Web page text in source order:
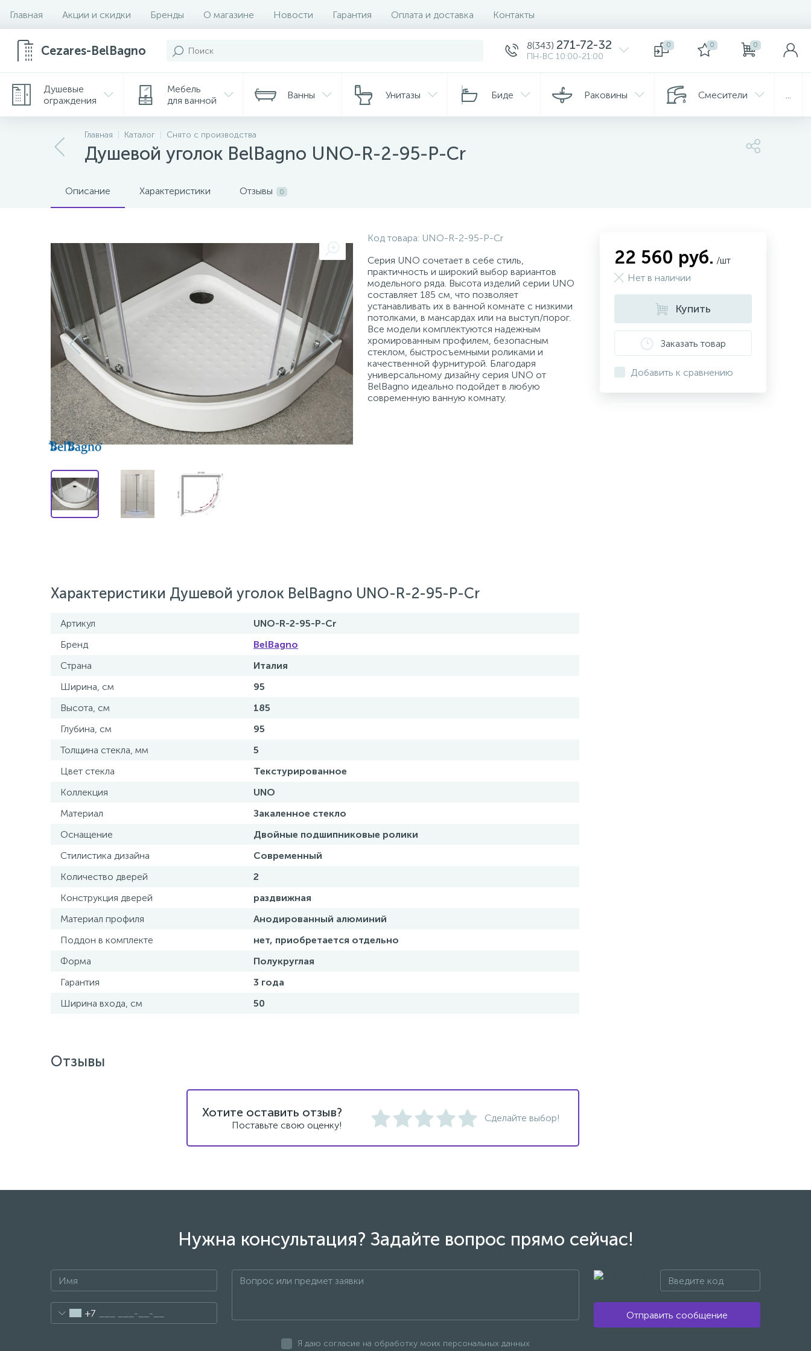
Главная Акции и скидки Бренды О магазине Новости Гарантия Оплата и доставка Контакты
Cezares-BelBagno 8(343) 271-72-32
ПН-ВС 10:00-21:00
0 0 0
Душевые
ограждения
Мебель
для ванной
Ванны Унитазы Биде Раковины Смесители
Главная Каталог Снято с производства
Душевой уголок BelBagno UNO-R-2-95-P-Cr
Описание Характеристики Отзывы 0
Код товара: UNO-R-2-95-P-Cr
Серия UNO сочетает в себе стиль,
практичность и широкий выбор вариантов
модельного ряда. Высота изделий серии UNO
составляет 185 см, что позволяет
устанавливать их в ванной комнате с низкими
потолками, в мансардах или на выступ/порог.
Все модели комплектуются надежным
хромированным профилем, безопасным
стеклом, быстросъемными роликами и
качественной фурнитурой. Благодаря
универсальному дизайну серия UNO от
BelBagno идеально подойдет в любую
современную ванную комнату.
Характеристики Душевой уголок BelBagno UNO-R-2-95-P-Cr
Артикул
UNO-R-2-95-P-Cr
Бренд
BelBagno
Страна
Италия
Ширина, см
95
Высота, см
185
Глубина, см
95
Толщина стекла, мм
5
Цвет стекла
Текстурированное
Коллекция
UNO
Материал
Закаленное стекло
Оснащение
Двойные подшипниковые ролики
Стилистика дизайна
Современный
Количество дверей
2
Конструкция дверей
раздвижная
Материал профиля
Анодированный алюминий
Поддон в комплекте
нет, приобретается отдельно
Форма
Полукруглая
Гарантия
3 года
Ширина входа, см
50
22 560 руб. /шт
Нет в наличии
Купить
Заказать товар
Добавить к сравнению
Отзывы
Хотите оставить отзыв?
Поставьте свою оценку!
Сделайте выбор!
Нужна консультация? Задайте вопрос прямо сейчас!
+7 Отправить сообщение
Я даю согласие на обработку моих персональных данных